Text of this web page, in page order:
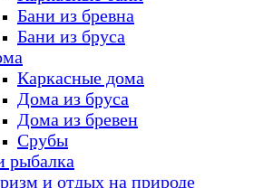
Бани из бревна
Бани из бруса
Каркасные дома
Дома из бруса
Дома из бревен
Срубы
рыбалка
и отдых на природе